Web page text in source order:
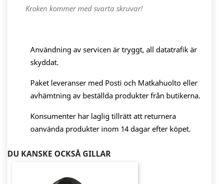
Kroken kommer med svarta skruvar!
Användning av servicen är tryggt, all datatrafik är
skyddat.
Paket leveranser med Posti och Matkahuolto eller
avhämtning av beställda produkter från butikerna.
Konsumenter har laglig tillrätt att returnera
oanvända produkter inom 14 dagar efter köpet.
DU KANSKE OCKSÅ GILLAR